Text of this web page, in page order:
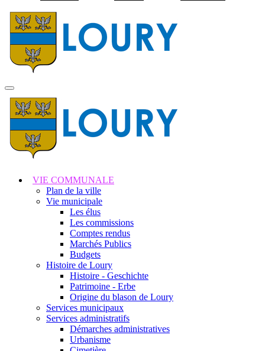
MENU
PRINCIPAL
VIE COMMUNALE
Plan de la ville
Vie municipale
Les élus
Les commissions
Comptes rendus
Marchés Publics
Budgets
Histoire de Loury
Histoire - Geschichte
Patrimoine - Erbe
Origine du blason de Loury
Services municipaux
Services administratifs
Démarches administratives
Urbanisme